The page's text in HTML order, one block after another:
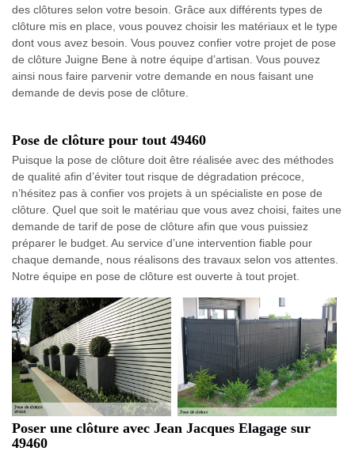
des clôtures selon votre besoin. Grâce aux différents types de
clôture mis en place, vous pouvez choisir les matériaux et le type
dont vous avez besoin. Vous pouvez confier votre projet de pose
de clôture Juigne Bene à notre équipe d’artisan. Vous pouvez
ainsi nous faire parvenir votre demande en nous faisant une
demande de devis pose de clôture.
Pose de clôture pour tout 49460
Puisque la pose de clôture doit être réalisée avec des méthodes
de qualité afin d’éviter tout risque de dégradation précoce,
n’hésitez pas à confier vos projets à un spécialiste en pose de
clôture. Quel que soit le matériau que vous avez choisi, faites une
demande de tarif de pose de clôture afin que vous puissiez
préparer le budget. Au service d’une intervention fiable pour
chaque demande, nous réalisons des travaux selon vos attentes.
Notre équipe en pose de clôture est ouverte à tout projet.
Poser une clôture avec Jean Jacques Elagage sur
49460